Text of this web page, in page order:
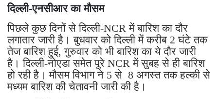
दिल्ली-एनसीआर का मौसम
पिछले कुछ दिनों से दिल्ली-NCR में बारिश का दौर
लगातार जारी है। बुधवार को दिल्ली में करीब 2 घंटे तक
तेज बारिश हुई, गुरुवार को भी बारिश का ये दौर जारी
है। दिल्ली-नोएडा समेत पूरे NCR में सुबह से ही बारिश
हो रही है। मौसम विभाग ने 5 से 8 अगस्त तक हल्की से
मध्यम बारिश की चेतावनी जारी की है।